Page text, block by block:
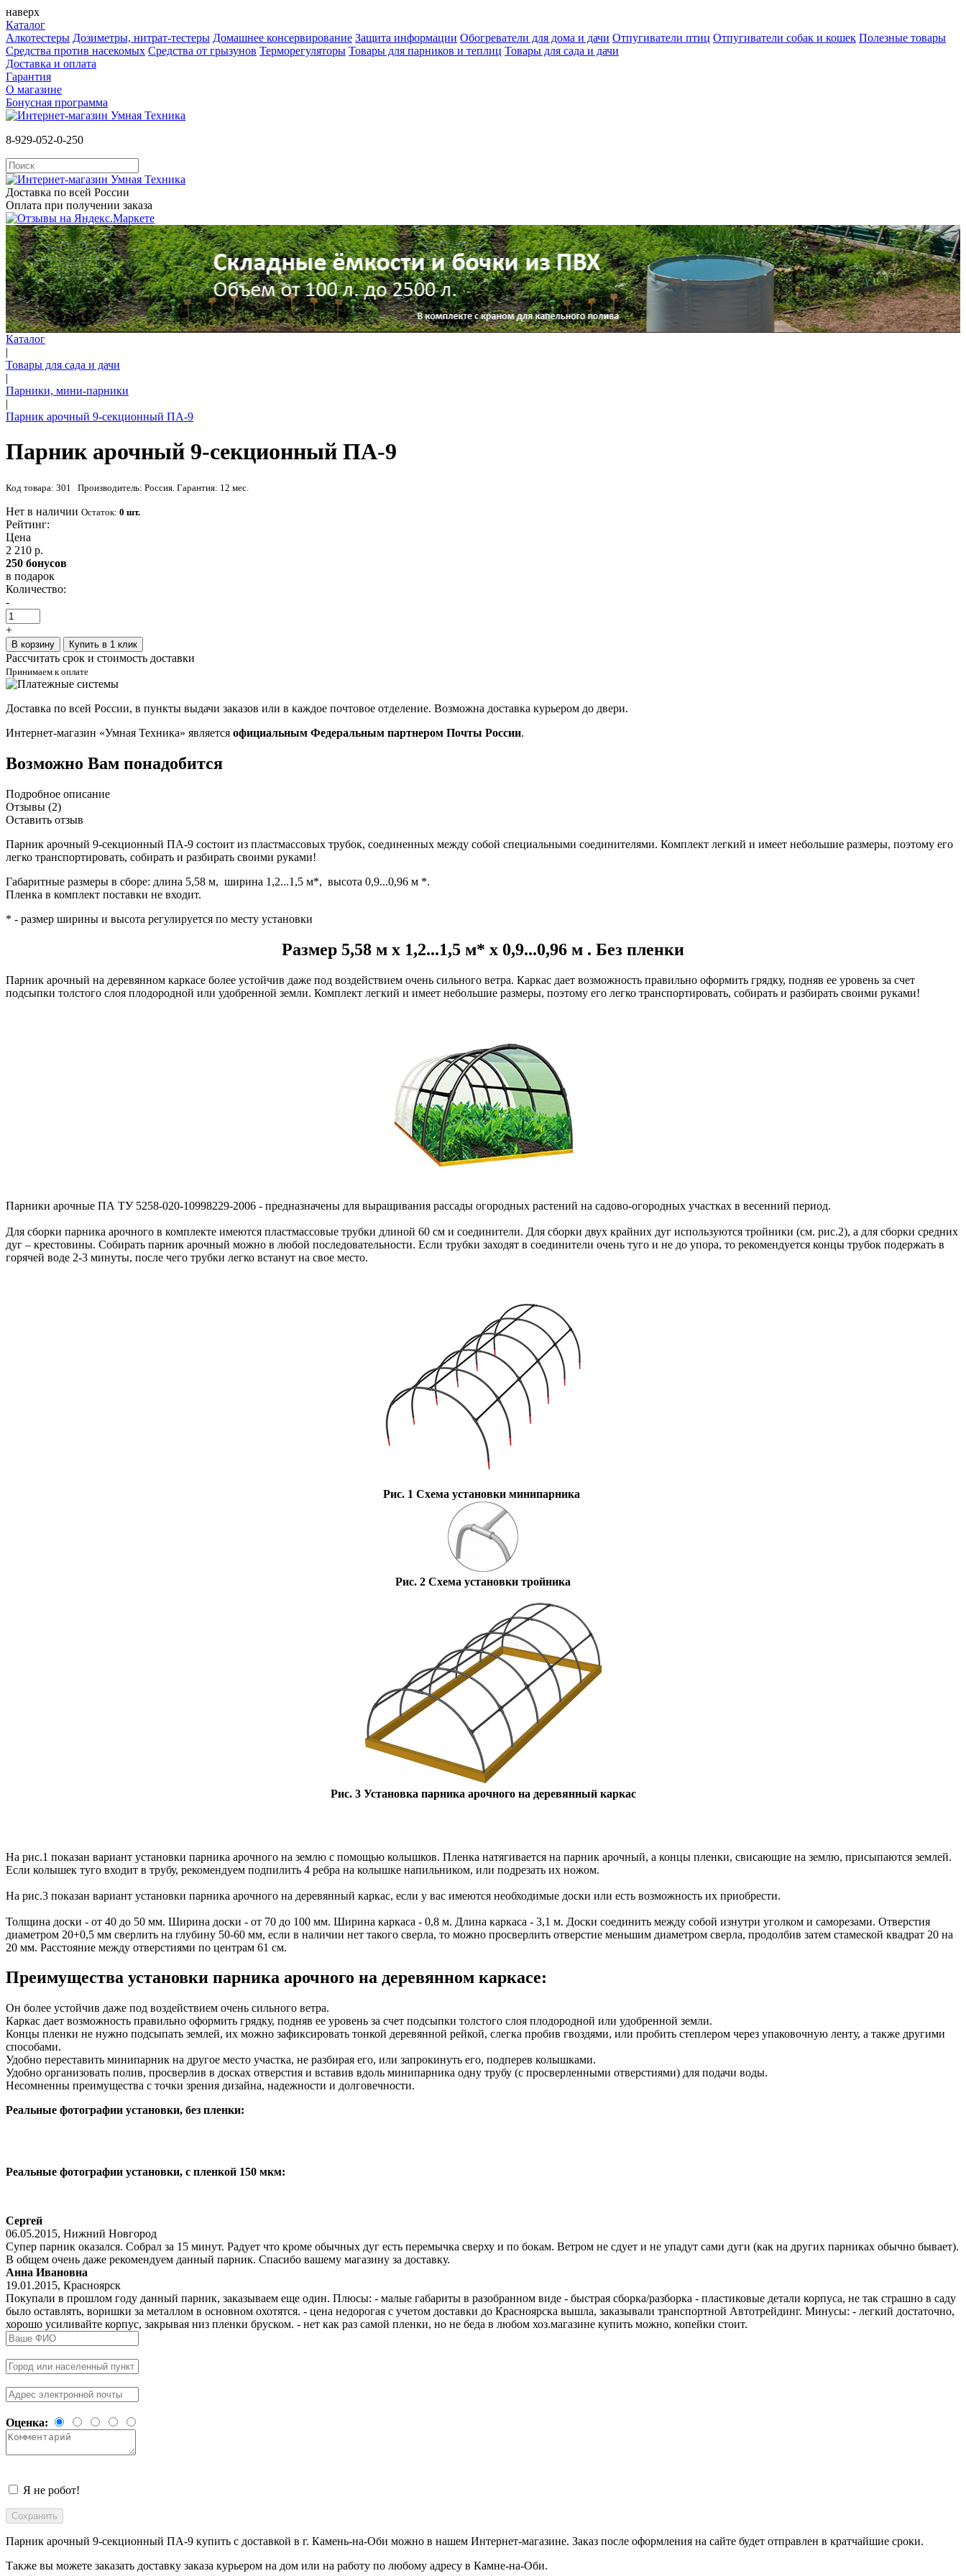
наверх
Каталог
Алкотестеры Дозиметры, нитрат-тестеры Домашнее консервирование Защита информации Обогреватели для дома и дачи Отпугиватели птиц Отпугиватели собак и кошек Полезные товары
Средства против насекомых Cредства от грызунов Терморегуляторы Товары для парников и теплиц Товары для сада и дачи
Доставка и оплата
Гарантия
О магазине
Бонусная программа
8-929-052-0-250
Доставка по всей России
Оплата при получении заказа
Каталог
|
Товары для сада и дачи
|
Парники, мини-парники
|
Парник арочный 9-секционный ПА-9
Парник арочный 9-секционный ПА-9
Код товара: 301 Производитель: Россия. Гарантия: 12 мес.
Нет в наличии Остаток: 0 шт.
Рейтинг:
Цена
2 210 р.
250 бонусов
в подарок
Количество:
-
+
В корзину Купить в 1 клик
Рассчитать срок и стоимость доставки
Принимаем к оплате
Доставка по всей России, в пункты выдачи заказов или в каждое почтовое отделение. Возможна доставка курьером до двери.
Интернет-магазин «Умная Техника» является официальным Федеральным партнером Почты России.
Возможно Вам понадобится
Подробное описание
Отзывы (2)
Оставить отзыв
Парник арочный 9-секционный ПА-9 состоит из пластмассовых трубок, соединенных между собой специальными соединителями. Комплект легкий и имеет небольшие размеры, поэтому его
легко транспортировать, собирать и разбирать своими руками!
Габаритные размеры в сборе: длина 5,58 м, ширина 1,2...1,5 м*, высота 0,9...0,96 м *.
Пленка в комплект поставки не входит.
* - размер ширины и высота регулируется по месту установки
Размер 5,58 м х 1,2...1,5 м* х 0,9...0,96 м . Без пленки
Парник арочный на деревянном каркасе более устойчив даже под воздействием очень сильного ветра. Каркас дает возможность правильно оформить грядку, подняв ее уровень за счет
подсыпки толстого слоя плодородной или удобренной земли. Комплект легкий и имеет небольшие размеры, поэтому его легко транспортировать, собирать и разбирать своими руками!
Парники арочные ПА ТУ5258-020-10998229-2006 - предназначены для выращивания рассады огородных растений на садово-огородных участках в весенний период.
Для сборки парника арочного в комплекте имеются пластмассовые трубки длиной 60 см и соединители. Для сборки двух крайних дуг используются тройники (см. рис.2), а для сборки средних
дуг – крестовины. Собирать парник арочный можно в любой последовательности. Если трубки заходят в соединители очень туго и не до упора, то рекомендуется концы трубок подержать в
горячей воде 2-3 минуты, после чего трубки легко встанут на свое место.
Рис. 1 Схема установки минипарника
Рис. 2 Схема установки тройника
Рис. 3 Установка парника арочного на деревянный каркас
На рис.1 показан вариант установки парника арочного на землю с помощью колышков. Пленка натягивается на парник арочный, а концы пленки, свисающие на землю, присыпаются землей.
Если колышек туго входит в трубу, рекомендуем подпилить 4 ребра на колышке напильником, или подрезать их ножом.
На рис.3 показан вариант установки парника арочного на деревянный каркас, если у вас имеются необходимые доски или есть возможность их приобрести.
Толщина доски - от 40 до 50 мм. Ширина доски - от 70 до 100 мм. Ширина каркаса - 0,8 м. Длина каркаса - 3,1 м. Доски соединить между собой изнутри уголком и саморезами. Отверстия
диаметром 20+0,5 мм сверлить на глубину 50-60 мм, если в наличии нет такого сверла, то можно просверлить отверстие меньшим диаметром сверла, продолбив затем стамеской квадрат 20 на
20 мм. Расстояние между отверстиями по центрам 61 см.
Преимущества установки парника арочного на деревянном каркасе:
Он более устойчив даже под воздействием очень сильного ветра.
Каркас дает возможность правильно оформить грядку, подняв ее уровень за счет подсыпки толстого слоя плодородной или удобренной земли.
Концы пленки не нужно подсыпать землей, их можно зафиксировать тонкой деревянной рейкой, слегка пробив гвоздями, или пробить степлером через упаковочную ленту, а также другими
способами.
Удобно переставить минипарник на другое место участка, не разбирая его, или запрокинуть его, подперев колышками.
Удобно организовать полив, просверлив в досках отверстия и вставив вдоль минипарника одну трубу (с просверленными отверстиями) для подачи воды.
Несомненны преимущества с точки зрения дизайна, надежности и долговечности.
Реальные фотографии установки, без пленки:
Реальные фотографии установки, с пленкой 150 мкм:
Сергей
06.05.2015, Нижний Новгород
Супер парник оказался. Собрал за 15 минут. Радует что кроме обычных дуг есть перемычка сверху и по бокам. Ветром не сдует и не упадут сами дуги (как на других парниках обычно бывает).
В общем очень даже рекомендуем данный парник. Спасибо вашему магазину за доставку.
Анна Ивановна
19.01.2015, Красноярск
Покупали в прошлом году данный парник, заказываем еще один. Плюсы: - малые габариты в разобранном виде - быстрая сборка/разборка - пластиковые детали корпуса, не так страшно в саду
было оставлять, воришки за металлом в основном охотятся. - цена недорогая с учетом доставки до Красноярска вышла, заказывали транспортной Автотрейдинг. Минусы: - легкий достаточно,
хорошо усиливайте корпус, закрывая низ пленки бруском. - нет как раз самой пленки, но не беда в любом хоз.магазине купить можно, копейки стоит.
Оценка:
Я не робот!
Парник арочный 9-секционный ПА-9 купить с доставкой в г. Камень-на-Оби можно в нашем Интернет-магазине. Заказ после оформления на сайте будет отправлен в кратчайшие сроки.
Также вы можете заказать доставку заказа курьером на дом или на работу по любому адресу в Камне-на-Оби.